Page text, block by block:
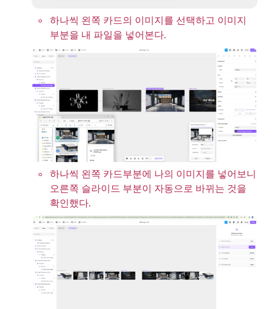
◦
하나씩 왼쪽 카드의 이미지를 선택하고 이미지
부분을 내 파일을 넣어본다.
◦
하나씩 왼쪽 카드부분에 나의 이미지를 넣어보니
오른쪽 슬라이드 부분이 자동으로 바뀌는 것을
확인했다.